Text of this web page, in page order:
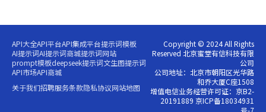
API大全API平台API集成平台提示词模板
AI提示词AI提示词商城提示词网站
prompt模板deepseek提示词文生图提示词
API市场API商城
关于我们招聘服务条款隐私协议网站地图
Copyright © 2024 All Rights
Reserved 北京蜜堂有信科技有限
公司
公司地址：北京市朝阳区光华路
和乔大厦C座1508
增值电信业务经营许可证：京B2-
20191889 京ICP备18034931